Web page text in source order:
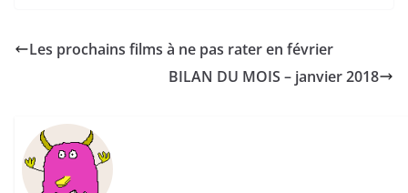
Les prochains films à ne pas rater en février
BILAN DU MOIS – janvier 2018